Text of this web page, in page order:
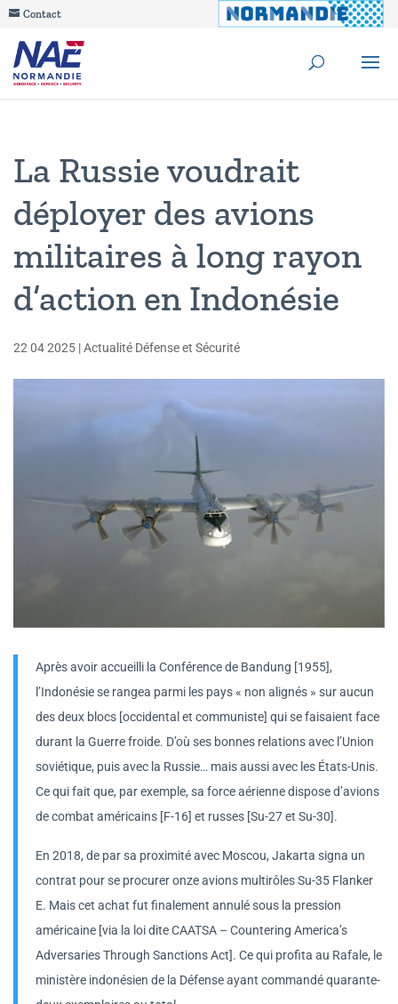
Contact
La Russie voudrait
déployer des avions
militaires à long rayon
d’action en Indonésie
22 04 2025 |Actualité Défense et Sécurité
Après avoir accueilli la Conférence de Bandung [1955],
l’Indonésie se rangea parmi les pays « non alignés » sur aucun
des deux blocs [occidental et communiste] qui se faisaient face
durant la Guerre froide. D’où ses bonnes relations avec l’Union
soviétique, puis avec la Russie… mais aussi avec les États-Unis.
Ce qui fait que, par exemple, sa force aérienne dispose d’avions
de combat américains [F-16] et russes [Su-27 et Su-30].
En 2018, de par sa proximité avec Moscou, Jakarta signa un
contrat pour se procurer onze avions multirôles Su-35 Flanker
E. Mais cet achat fut finalement annulé sous la pression
américaine [via la loi dite CAATSA – Countering America’s
Adversaries Through Sanctions Act]. Ce qui profita au Rafale, le
ministère indonésien de la Défense ayant commandé quarante-